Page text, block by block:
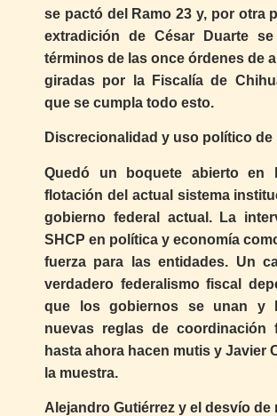
se pactó del Ramo 23 y, por otra
extradición de César Duarte
términos de las once órdenes de
giradas por la Fiscalía de
que se cumpla todo esto.
Discrecionalidad y uso político de
Quedó un boquete abierto en
flotación del actual sistema
gobierno federal actual. La
SHCP en política y economía
fuerza para las entidades. Un
verdadero federalismo fiscal
que los gobiernos se unan y
nuevas reglas de coordinación
hasta ahora hacen mutis y Javier
la muestra.
Alejandro Gutiérrez y el desvío de